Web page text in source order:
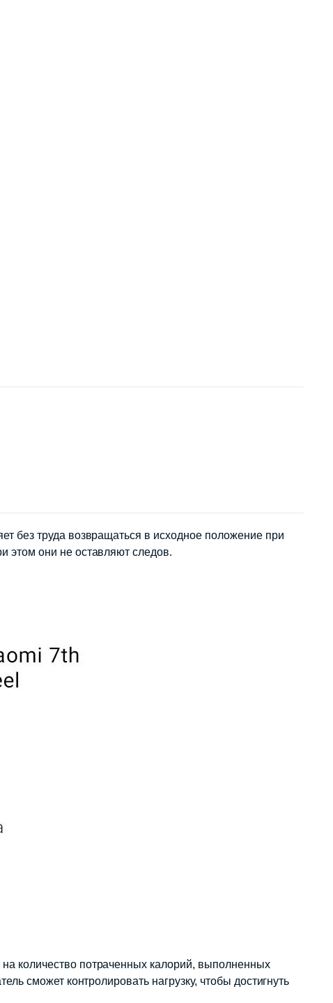
без труда возвращаться в исходное положение при
этом они не оставляют следов.
количество потраченных калорий, выполненных
сможет контролировать нагрузку, чтобы достигнуть